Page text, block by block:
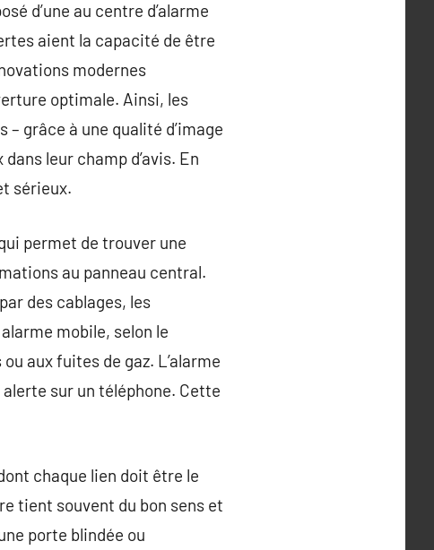
d’une au centre d’alarme
aient la capacité de être
modernes
optimale. Ainsi, les
grâce à une qualité d’image
leur champ d’avis. En
sérieux.
permet de trouver une
au panneau central.
des cablages, les
mobile, selon le
aux fuites de gaz. L’alarme
sur un téléphone. Cette
chaque lien doit être le
tient souvent du bon sens et
porte blindée ou